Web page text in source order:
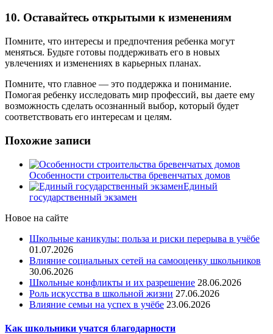
10. Оставайтесь открытыми к изменениям
Помните, что интересы и предпочтения ребенка могут
меняться. Будьте готовы поддерживать его в новых
увлечениях и изменениях в карьерных планах.
Помните, что главное — это поддержка и понимание.
Помогая ребенку исследовать мир профессий, вы даете ему
возможность сделать осознанный выбор, который будет
соответствовать его интересам и целям.
Похожие записи
Особенности строительства бревенчатых домов
Единый
государственный экзамен
Новое на сайте
Школьные каникулы: польза и риски перерыва в учёбе
01.07.2026
Влияние социальных сетей на самооценку школьников
30.06.2026
Школьные конфликты и их разрешение 28.06.2026
Роль искусства в школьной жизни 27.06.2026
Влияние семьи на успех в учёбе 23.06.2026
Как школьники учатся благодарности